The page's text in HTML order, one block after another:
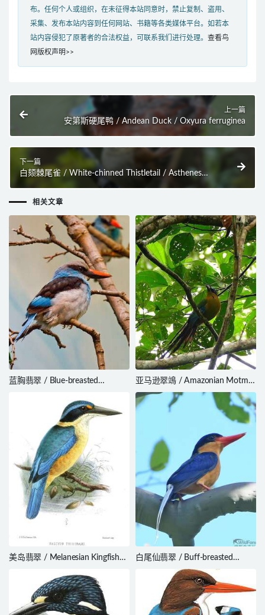
布。任何个人或组织，在未征得本站同意时，禁止复制、盗用、
采集、发布本站内容到任何网站、书籍等各类媒体平台。如若本
站内容侵犯了原著者的合法权益，可联系我们进行处理。 查看鸟
网版权声明>>
上一篇
安第斯硬尾鸭 / Andean Duck / Oxyura ferruginea
下一篇
白颏棘尾雀 / White-chinned Thistletail / Asthenes
相关文章
蓝胸翡翠 / Blue-breasted
亚马逊翠鴗 / Amazonian Motmot
/ Momotus momota
美岛翡翠 / Melanesian Kingfisher
白尾仙翡翠 / Buff-breasted
Paradise Kingfisher / Tanysiptera